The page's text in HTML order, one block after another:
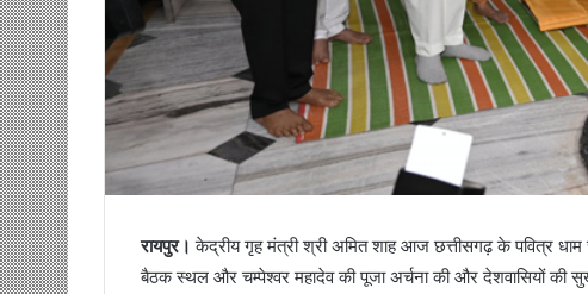
रायपुर। केद्रीय गृह मंत्री श्री अमित शाह आज छत्तीसगढ़ के पवित्र धाम
बैठक स्थल और चम्पेश्वर महादेव की पूजा अर्चना की और देशवासियों की